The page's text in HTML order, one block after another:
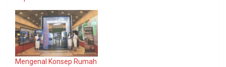
Mengenal Konsep Rumah